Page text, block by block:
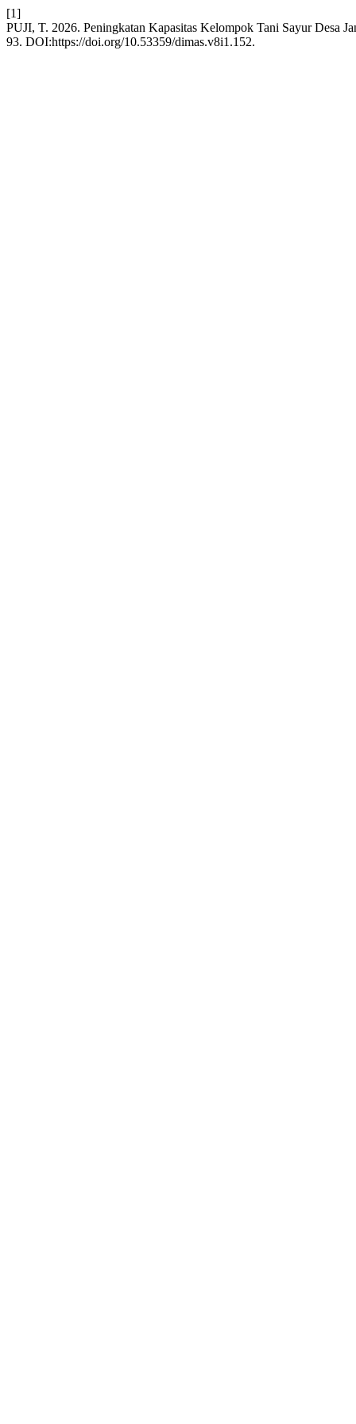
[1]
PUJI, T. 2026. Peningkatan Kapasitas Kelompok Tani Sayur Desa
93. DOI:https://doi.org/10.53359/dimas.v8i1.152.